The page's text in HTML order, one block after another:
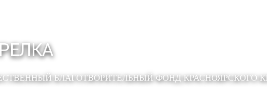
БЛАГОТВОРИТЕЛЬНЫЙ ФОНД